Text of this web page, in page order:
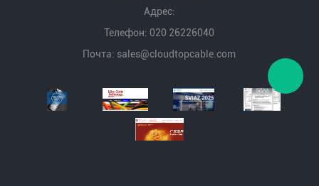
Адрес:
Телефон: 020 26226040
Почта: sales@cloudtopcable.com